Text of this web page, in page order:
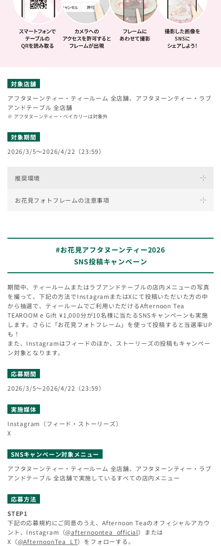
対象店舗
アフタヌーンティー・ティールーム 全店舗、アフタヌーンティー・ラブ
アンドテーブル 全店舗
アフタヌーンティー・ベイカリーは対象外
対象期間
2026/3/5～2026/4/22（23:59）
推奨環境
iPhone: iOS 15.0 以降 ブラウザはSafariのみ
お花見フォトフレームの注意事項
本コンテンツ（Web AR）は、2026/4/22（23：59）までお楽しみいただけま
Android端末をご利用の方：QRコードを読み取りの際に標準カメラアプリでQRコ
ードを読み込めない方はGoogleレンズアプリをご利用いただくことをおすすめし
ています。
iPhone端末をご利用の方：QRコードを読み取りの際には標準カメラアプリのご
利用をお願いいたします。
端末の省電力モードや低電力モード、ブラウザのプライベートモードやシークレ
ットモードをOFFにして、通常モードのブラウザでお楽しみください。
古い端末（iPhone7など）では体験が難しい可能性がございます。
はアクセスしづらい可能性はございます。
#お花見アフタヌーンティー2026
SNS投稿キャンペーン
期間中、ティールームまたはラブアンドテーブルの店内メニューの写真
を撮って、下記の方法でInstagramまたはXにて投稿いただいた方の中
から抽選で、ティールームでご利用いただけるAfternoon Tea
TEAROOM e Gift ¥1,000分が10名様に当たるSNSキャンペーンも実施
します。さらに「お花見フォトフレーム」を使って投稿すると当選率UP
も！
また、Instagramはフィードのほか、ストーリーズの投稿もキャンペー
ン対象となります。
応募期間
2026/3/5～2026/4/22（23:59）
実施媒体
Instagram（フィード・ストーリーズ）
X
SNSキャンペーン対象メニュー
アフタヌーンティー・ティールーム 全店舗、アフタヌーンティー・ラブ
アンドテーブル 全店舗で実施しているすべての店内メニュー
応募方法
STEP1
下記の応募規約にご同意のうえ、Afternoon Teaのオフィシャルアカウ
ント、Instagram（@afternoontea_official）または
X（@AfternoonTea_LT）をフォローする。